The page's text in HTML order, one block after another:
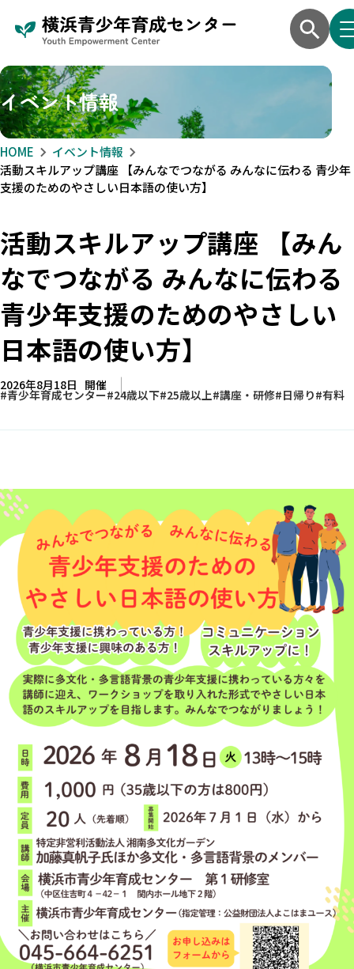
イベント情報
HOME
イベント情報
活動スキルアップ講座 【みんなでつながる みんなに伝わる 青少年
支援のためのやさしい日本語の使い方】
活動スキルアップ講座 【みん
なでつながる みんなに伝わる
青少年支援のためのやさしい
日本語の使い方】
2026年8月18日 開催
青少年育成センター 24歳以下 25歳以上 講座・研修 日帰り 有料